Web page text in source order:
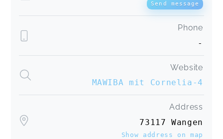
Send message
Phone
-
Website
MAWIBA mit Cornelia-4
Address
73117 Wangen
Show address on map